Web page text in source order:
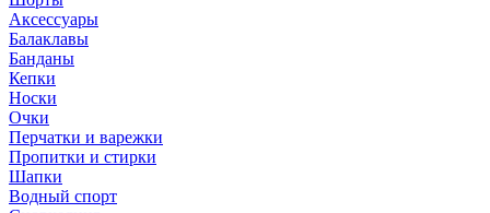
Аксессуары
Балаклавы
Банданы
Кепки
Носки
Очки
Перчатки и варежки
Пропитки и стирки
Шапки
Водный спорт